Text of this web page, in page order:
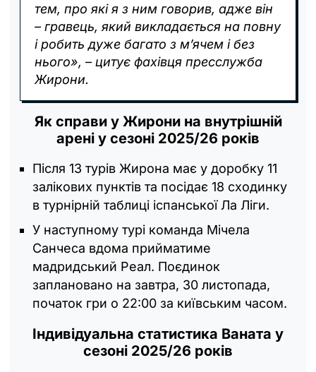
тем, про які я з ним говорив, адже він
– гравець, який викладається на повну
і робить дуже багато з м’ячем і без
нього», – цитує фахівця пресслужба
Жирони.
Як справи у Жирони на внутрішній
арені у сезоні 2025/26 років
Після 13 турів Жирона має у доробку 11
залікових пунктів та посідає 18 сходинку
в турнірній таблиці іспанської Ла Ліги.
У наступному турі команда Мічела
Санчеса вдома прийматиме
мадридський Реал. Поєдинок
заплановано на завтра, 30 листопада,
початок гри о 22:00 за київським часом.
Індивідуальна статистика Ваната у
сезоні 2025/26 років